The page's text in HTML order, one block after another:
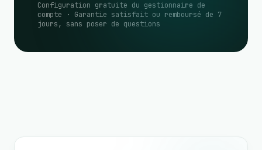
Configuration gratuite du gestionnaire de
compte · Garantie satisfait ou remboursé de 7
jours, sans poser de questions